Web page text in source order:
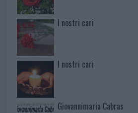
I nostri cari
I nostri cari
Giovannimaria Cabras